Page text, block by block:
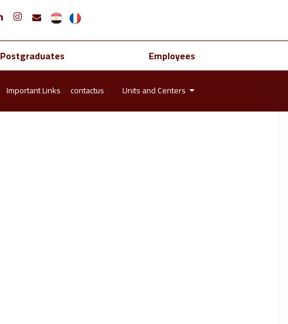
Postgraduates Employees
Important Links contactus Units and Centers